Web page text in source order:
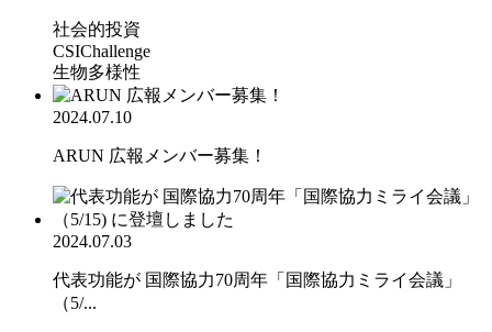
社会的投資
CSIChallenge
生物多様性
2024.07.10
ARUN 広報メンバー募集！
2024.07.03
代表功能が 国際協力70周年「国際協力ミライ会議」
（5/...